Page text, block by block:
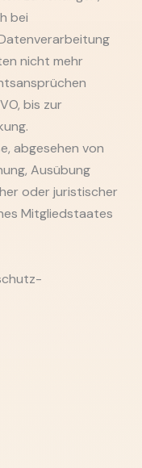
bei
nicht mehr
bis zur
abgesehen von
Ausübung
oder juristischer
Mitgliedstaates